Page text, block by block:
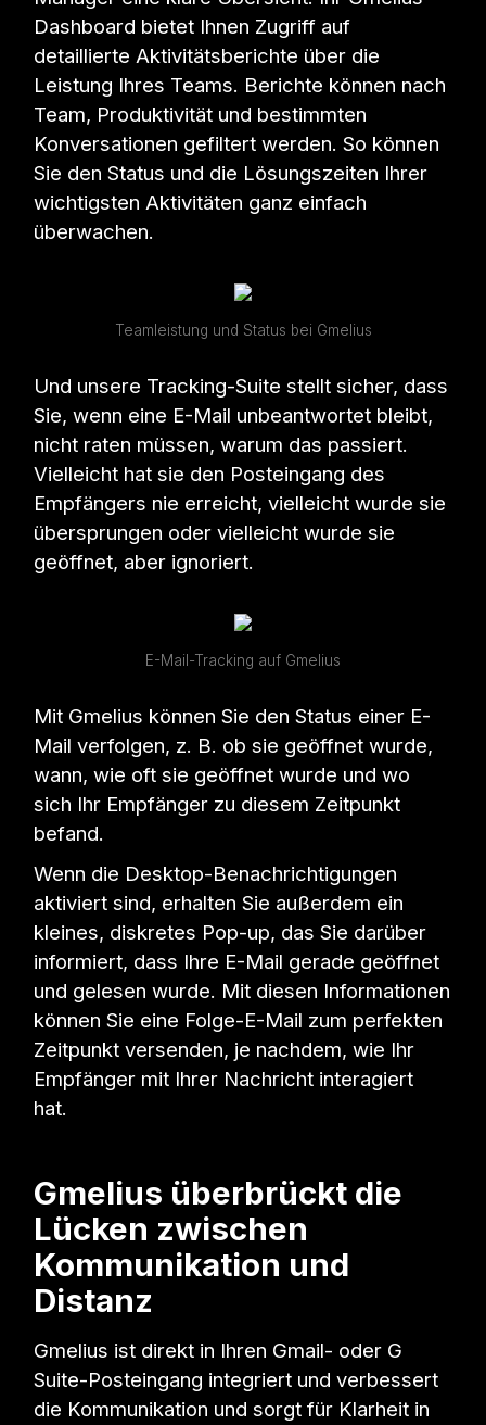
Dashboard bietet Ihnen Zugriff auf
detaillierte Aktivitätsberichte über die
Leistung Ihres Teams. Berichte können nach
Team, Produktivität und bestimmten
Konversationen gefiltert werden. So können
Sie den Status und die Lösungszeiten Ihrer
wichtigsten Aktivitäten ganz einfach
überwachen.
Teamleistung und Status bei Gmelius
Und unsere Tracking-Suite stellt sicher, dass
Sie, wenn eine E-Mail unbeantwortet bleibt,
nicht raten müssen, warum das passiert.
Vielleicht hat sie den Posteingang des
Empfängers nie erreicht, vielleicht wurde sie
übersprungen oder vielleicht wurde sie
geöffnet, aber ignoriert.
E-Mail-Tracking auf Gmelius
Mit Gmelius können Sie den Status einer E-
Mail verfolgen, z. B. ob sie geöffnet wurde,
wann, wie oft sie geöffnet wurde und wo
sich Ihr Empfänger zu diesem Zeitpunkt
befand.
Wenn die Desktop-Benachrichtigungen
aktiviert sind, erhalten Sie außerdem ein
kleines, diskretes Pop-up, das Sie darüber
informiert, dass Ihre E-Mail gerade geöffnet
und gelesen wurde. Mit diesen Informationen
können Sie eine Folge-E-Mail zum perfekten
Zeitpunkt versenden, je nachdem, wie Ihr
Empfänger mit Ihrer Nachricht interagiert
hat.
Gmelius überbrückt die
Lücken zwischen
Kommunikation und
Distanz
Gmelius ist direkt in Ihren Gmail- oder G
Suite-Posteingang integriert und verbessert
die Kommunikation und sorgt für Klarheit in